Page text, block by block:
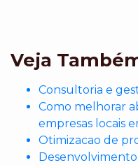
Veja
Consultoria e
Como melhorar
empresas locais
Otimizacao de